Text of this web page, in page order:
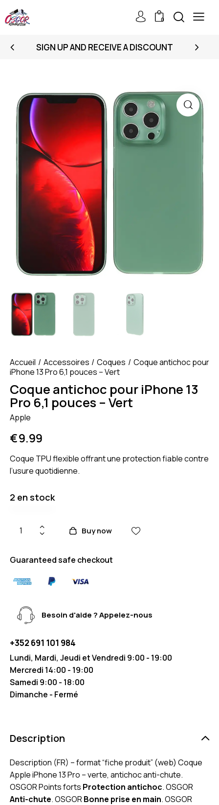
0
SIGN UP AND RECEIVE A DISCOUNT
Accueil Accessoires Coques
Coque antichoc pour
iPhone 13 Pro 6,1 pouces – Vert
Coque antichoc pour iPhone 13
Pro 6,1 pouces – Vert
Apple
€9.99
Coque TPU flexible offrant une protection fiable contre
l’usure quotidienne.
2 en stock
Buy now
Guaranteed safe checkout
Besoin d'aide ? Appelez-nous
+352 691 101 984
Lundi, Mardi, Jeudi et Vendredi 9:00 - 19:00
Mercredi 14:00 - 19:00
Samedi 9:00 - 18:00
Dimanche - Fermé
Description
Description (FR) – format “fiche produit” (web) Coque
Apple iPhone 13 Pro – verte, antichoc anti-chute.
OSGOR Points forts Protection antichoc. OSGOR
Anti-chute. OSGORBonne prise en main. OSGOR